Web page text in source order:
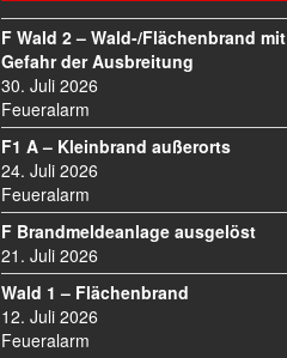
F Wald 2 – Wald-/Flächenbrand mit
Gefahr der Ausbreitung
30. Juli 2026
Feueralarm
F1 A – Kleinbrand außerorts
24. Juli 2026
Feueralarm
F Brandmeldeanlage ausgelöst
21. Juli 2026
Wald 1 – Flächenbrand
12. Juli 2026
Feueralarm